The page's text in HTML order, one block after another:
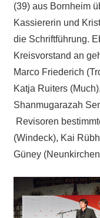
(39) aus Bornheim
Kassiererin und
die Schriftführung.
Kreisvorstand an
Marco Friederich
Katja Ruiters
Shanmugarazah
Revisoren
(Windeck), Kai
Güney